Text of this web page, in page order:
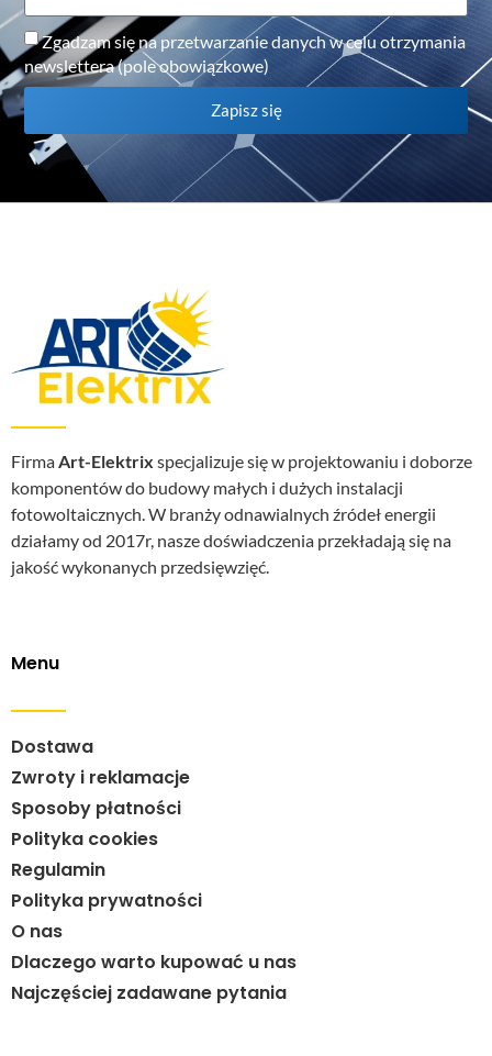
Zgadzam się na przetwarzanie danych w celu otrzymania
newslettera (pole obowiązkowe)
Zapisz się
FirmaArt-Elektrix specjalizuje się w projektowaniu i doborze
komponentów do budowy małych i dużych instalacji
fotowoltaicznych. W branży odnawialnych źródeł energii
działamy od 2017r, nasze doświadczenia przekładają się na
jakość wykonanych przedsięwzięć.
Menu
Dostawa
Zwroty i reklamacje
Sposoby płatności
Polityka cookies
Regulamin
Polityka prywatności
O nas
Dlaczego warto kupować u nas
Najczęściej zadawane pytania